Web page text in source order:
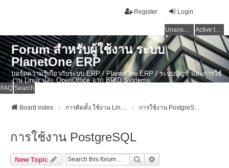
Login
Register
Unanswered topics Active topics
Forum สำหรับผู้ใช้งาน ระบบ
PlanetOne ERP
บอร์ดความรู้เกี่ยวกับระบบ ERP / PlanetOne ERP / ระบบบัญชี และการใช้
งาน Linux และ OpenOffice จาก BRID Systems
FAQ Search
Board index การติดตั้ง ใช้งาน Linux, OSX และ OpenSource Softwares การใช้งาน PostgreSQL
การใช้งาน PostgreSQL
New Topic Search